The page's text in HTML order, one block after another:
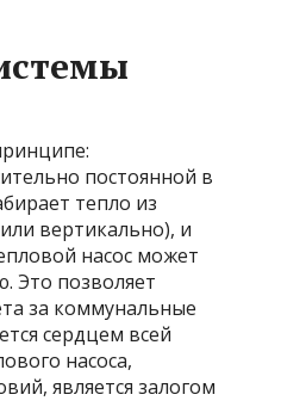
постоянной в
тепло из
вертикально), и
насос может
Это позволяет
за коммунальные
сердцем всей
насоса,
является залогом